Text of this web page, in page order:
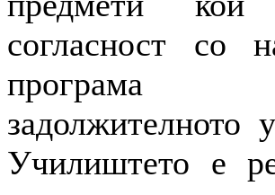
согласност со
задолжителното
Училиштето е